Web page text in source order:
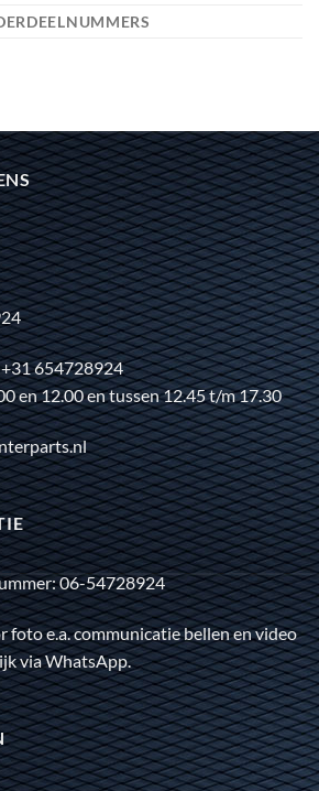
654728924
en 12.00 en tussen 12.45 t/m 17.30
06-54728924
foto e.a. communicatie bellen en video
via WhatsApp.